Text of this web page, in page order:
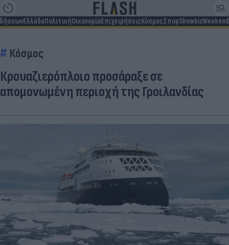
ΕλλάδαΠολιτικήΟικονομίαΕπιχειρήσειςΚόσμοςΣπορShowbizWeekend
Κόσμος
Κρουαζιερόπλοιο προσάραξε σε
απομονωμένη περιοχή της Γροιλανδίας